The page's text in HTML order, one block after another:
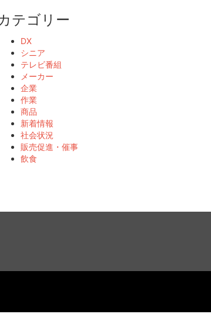
テゴリー
DX
シニア
テレビ番組
メーカー
企業
作業
商品
新着情報
社会状況
販売促進・催事
飲食